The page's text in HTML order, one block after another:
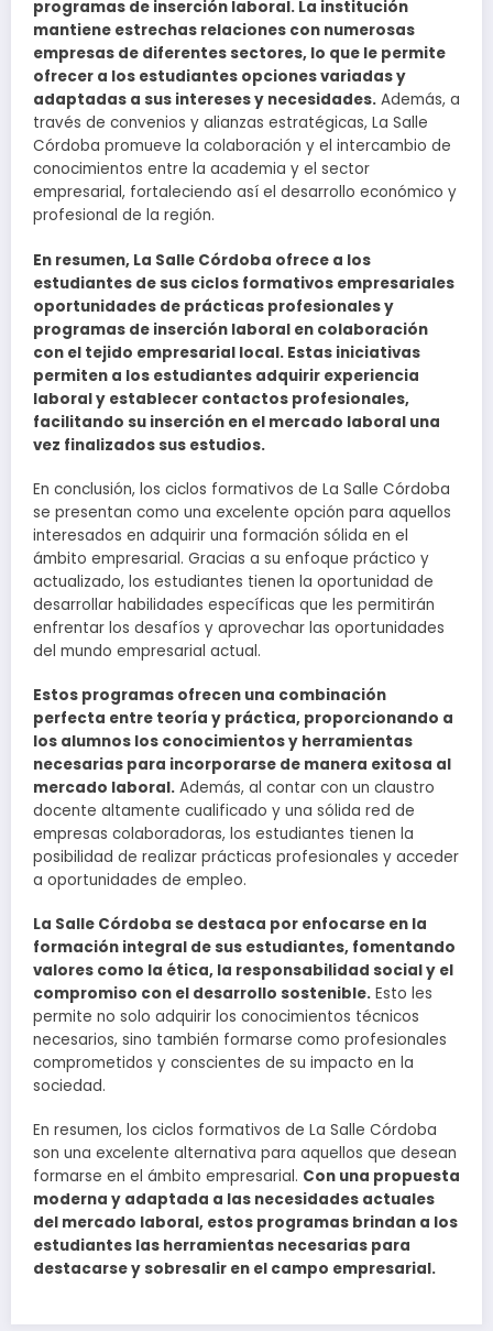
programas de inserción laboral. La institución
mantiene estrechas relaciones con numerosas
empresas de diferentes sectores, lo que le permite
ofrecer a los estudiantes opciones variadas y
adaptadas a sus intereses y necesidades. Además, a
través de convenios y alianzas estratégicas, La Salle
Córdoba promueve la colaboración y el intercambio de
conocimientos entre la academia y el sector
empresarial, fortaleciendo así el desarrollo económico y
profesional de la región.
En resumen, La Salle Córdoba ofrece a los
estudiantes de sus ciclos formativos empresariales
oportunidades de prácticas profesionales y
programas de inserción laboral en colaboración
con el tejido empresarial local. Estas iniciativas
permiten a los estudiantes adquirir experiencia
laboral y establecer contactos profesionales,
facilitando su inserción en el mercado laboral una
vez finalizados sus estudios.
En conclusión, los ciclos formativos de La Salle Córdoba
se presentan como una excelente opción para aquellos
interesados en adquirir una formación sólida en el
ámbito empresarial. Gracias a su enfoque práctico y
actualizado, los estudiantes tienen la oportunidad de
desarrollar habilidades específicas que les permitirán
enfrentar los desafíos y aprovechar las oportunidades
del mundo empresarial actual.
Estos programas ofrecen una combinación
perfecta entre teoría y práctica, proporcionando a
los alumnos los conocimientos y herramientas
necesarias para incorporarse de manera exitosa al
mercado laboral. Además, al contar con un claustro
docente altamente cualificado y una sólida red de
empresas colaboradoras, los estudiantes tienen la
posibilidad de realizar prácticas profesionales y acceder
a oportunidades de empleo.
La Salle Córdoba se destaca por enfocarse en la
formación integral de sus estudiantes, fomentando
valores como la ética, la responsabilidad social y el
compromiso con el desarrollo sostenible. Esto les
permite no solo adquirir los conocimientos técnicos
necesarios, sino también formarse como profesionales
comprometidos y conscientes de su impacto en la
sociedad.
En resumen, los ciclos formativos de La Salle Córdoba
son una excelente alternativa para aquellos que desean
formarse en el ámbito empresarial. Con una propuesta
moderna y adaptada a las necesidades actuales
del mercado laboral, estos programas brindan a los
estudiantes las herramientas necesarias para
destacarse y sobresalir en el campo empresarial.